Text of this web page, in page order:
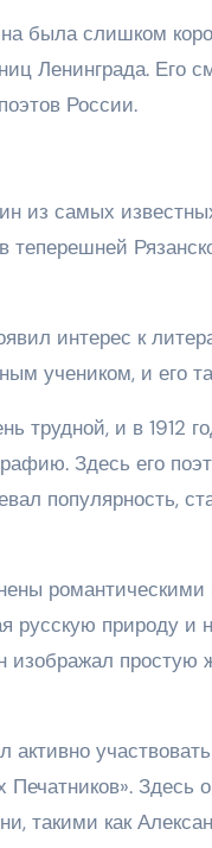
была слишком
Ленинграда. Его
России.
из самых
теперешней
интерес к
учеником, и его
трудной, и в 1912
Здесь его
популярность,
русскую природу и
изображал
активно
Здесь
такими как